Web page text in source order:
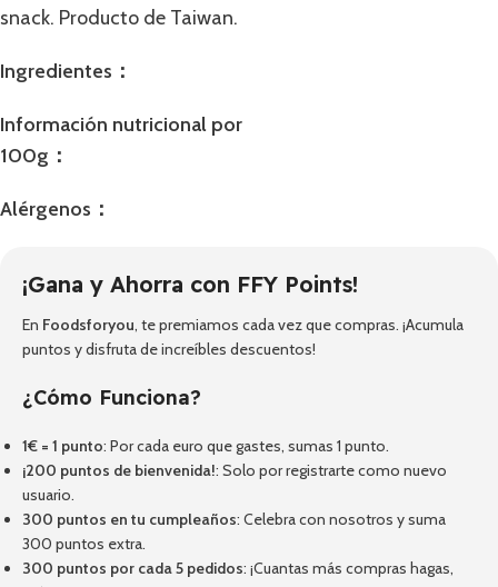
snack. Producto de Taiwan.
Ingredientes：
Información nutricional por
100g：
Alérgenos：
¡Gana y Ahorra con FFY Points!
En Foodsforyou, te premiamos cada vez que compras. ¡Acumula
puntos y disfruta de increíbles descuentos!
¿Cómo Funciona?
1€ = 1 punto: Por cada euro que gastes, sumas 1 punto.
¡200 puntos de bienvenida!: Solo por registrarte como nuevo
usuario.
300 puntos en tu cumpleaños: Celebra con nosotros y suma
300 puntos extra.
300 puntos por cada 5 pedidos: ¡Cuantas más compras hagas,